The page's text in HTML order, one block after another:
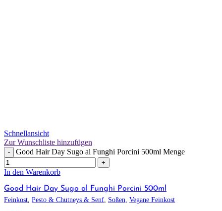
Schnellansicht
Zur Wunschliste hinzufügen
- Good Hair Day Sugo al Funghi Porcini 500ml Menge
+
In den Warenkorb
Good Hair Day Sugo al Funghi Porcini 500ml
Feinkost Pesto & Chutneys & Senf Soßen Vegane Feinkost